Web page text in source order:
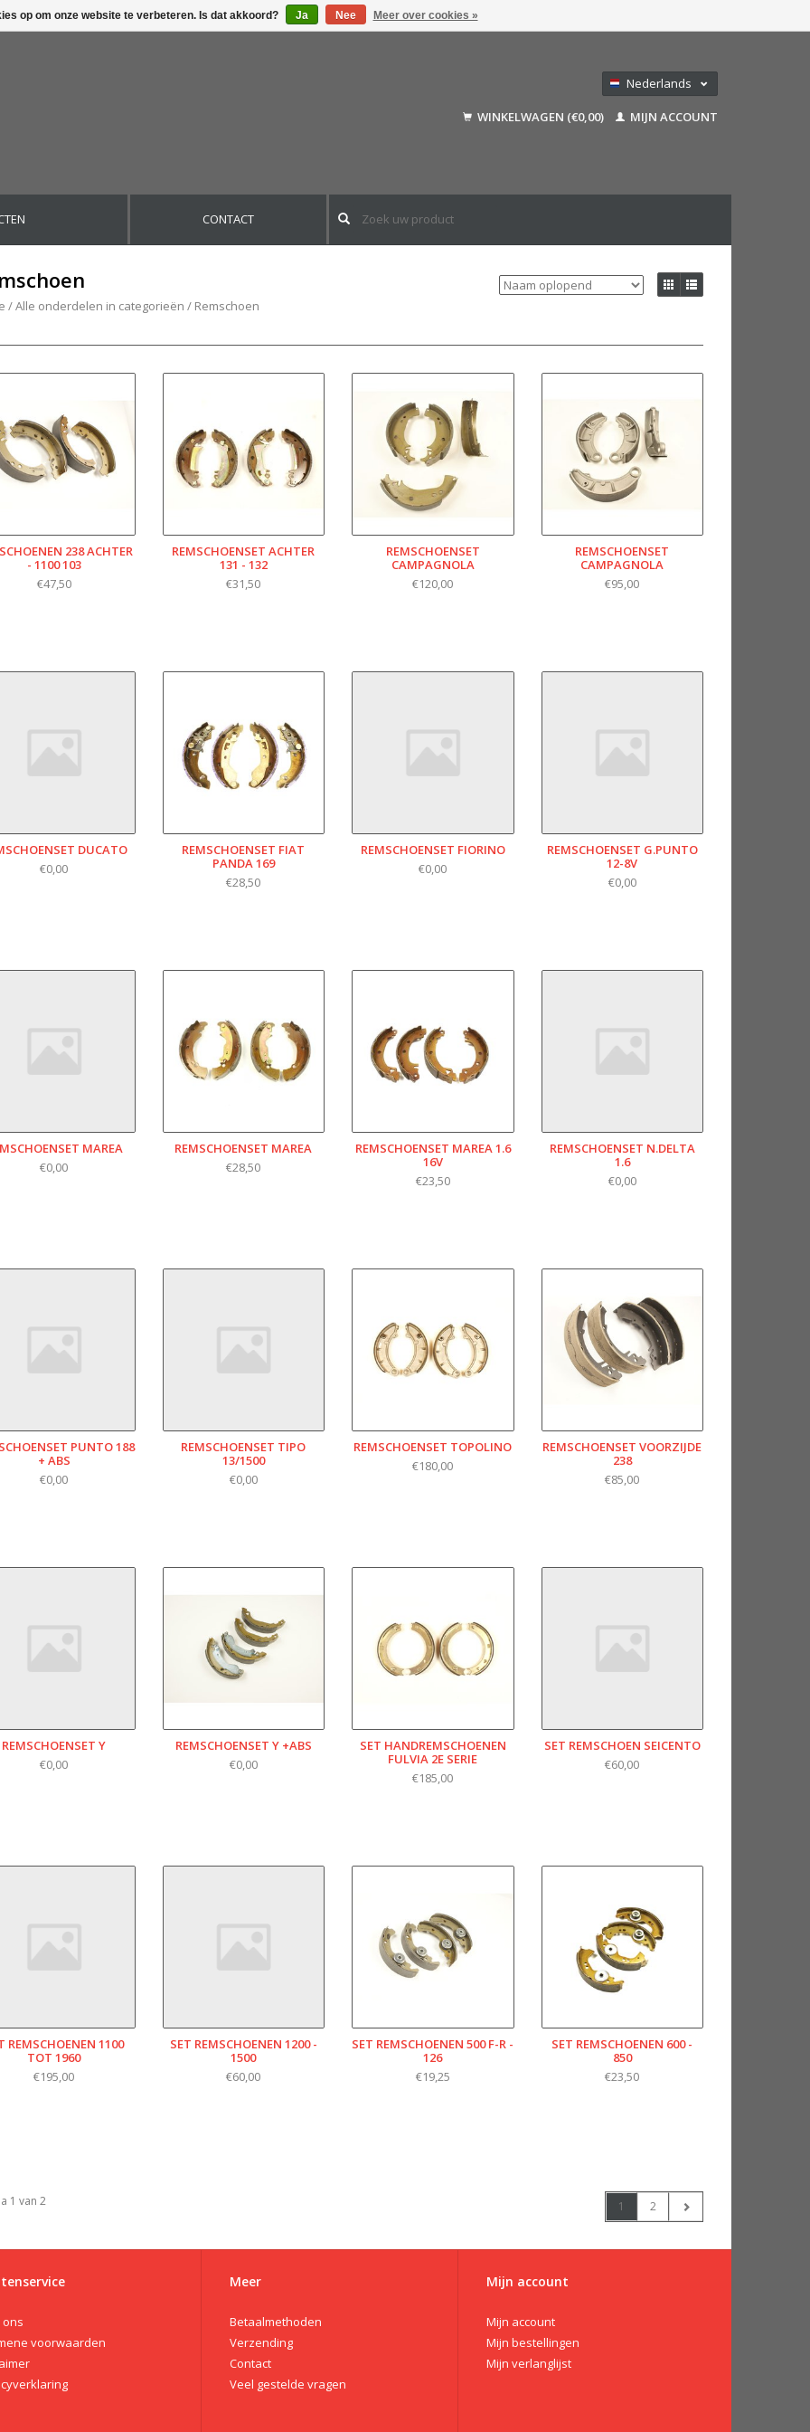
Nederlands
Français
WINKELWAGEN (€0,00) MIJN ACCOUNT
CONTACT
/Alle onderdelen in categorieën / Remschoen
238 ACHTER
- 1100 103
€47,50
REMSCHOENSET ACHTER
131 - 132
€31,50
REMSCHOENSET
CAMPAGNOLA
€120,00
REMSCHOENSET
CAMPAGNOLA
€95,00
DUCATO
€0,00
REMSCHOENSET FIAT
PANDA 169
€28,50
REMSCHOENSET FIORINO
€0,00
REMSCHOENSET G.PUNTO
12-8V
€0,00
MAREA
€0,00
REMSCHOENSET MAREA
€28,50
REMSCHOENSET MAREA 1.6
16V
€23,50
REMSCHOENSET N.DELTA
1.6
€0,00
PUNTO 188
+ ABS
€0,00
REMSCHOENSET TIPO
13/1500
€0,00
REMSCHOENSET TOPOLINO
€180,00
REMSCHOENSET VOORZIJDE
238
€85,00
REMSCHOENSET Y
€0,00
REMSCHOENSET Y +ABS
€0,00
SET HANDREMSCHOENEN
FULVIA 2E SERIE
€185,00
SET REMSCHOEN SEICENTO
€60,00
REMSCHOENEN 1100
TOT 1960
€195,00
SET REMSCHOENEN 1200 -
1500
€60,00
SET REMSCHOENEN 500 F-R -
126
€19,25
SET REMSCHOENEN 600 -
850
€23,50
1 van 2 1 2
ons
voorwaarden
Meer
Betaalmethoden
Verzending
Contact
Veel gestelde vragen
Mijn account
Mijn account
Mijn bestellingen
Mijn verlanglijst
op om onze website te verbeteren. Is dat akkoord? Ja Nee Meer over cookies »